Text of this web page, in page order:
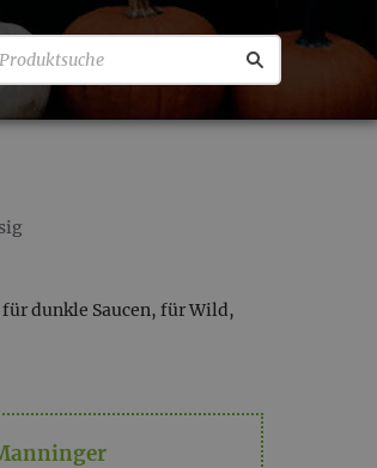
dunkle Saucen, für Wild,